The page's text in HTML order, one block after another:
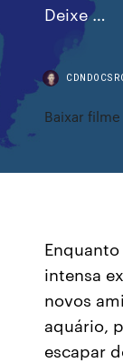
Deixe …
Baixar
intensa
novos
aquário,
escapar